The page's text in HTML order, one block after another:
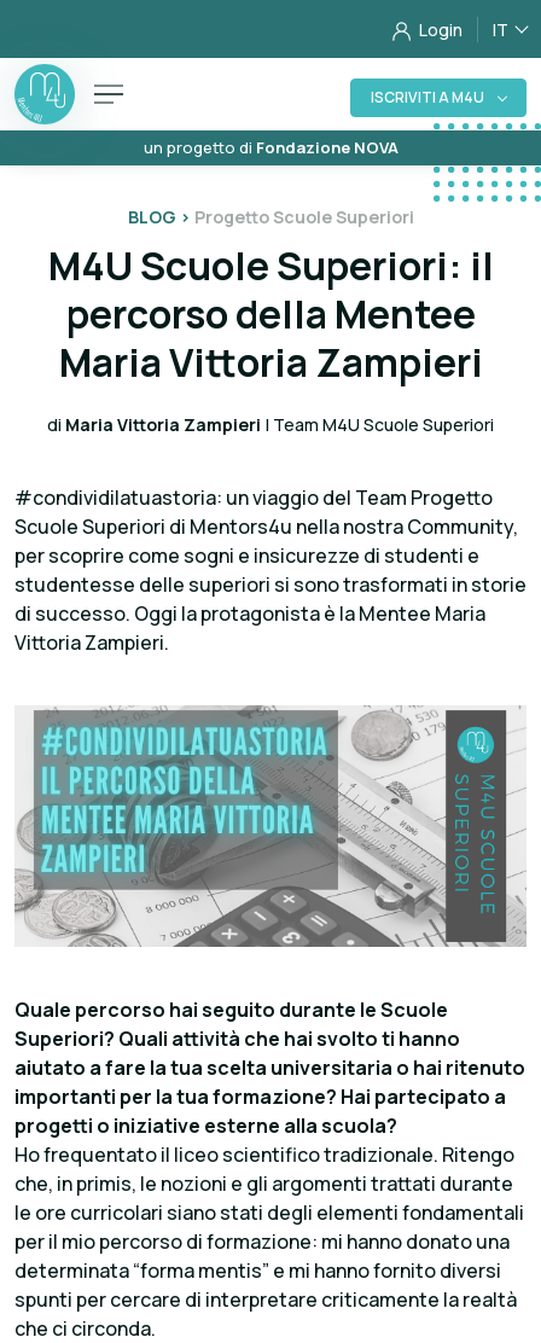
Login IT
ISCRIVITI A M4U
un progetto di Fondazione NOVA
BLOG > Progetto Scuole Superiori
M4U Scuole Superiori: il
percorso della Mentee
Maria Vittoria Zampieri
di Maria Vittoria Zampieri | Team M4U Scuole Superiori
#condividilatuastoria: un viaggio del Team Progetto
Scuole Superiori di Mentors4u nella nostra Community,
per scoprire come sogni e insicurezze di studenti e
studentesse delle superiori si sono trasformati in storie
di successo. Oggi la protagonista è la Mentee Maria
Vittoria Zampieri.​
Quale percorso hai seguito durante le Scuole
Superiori? Quali attività che hai svolto ti hanno
aiutato a fare la tua scelta universitaria o hai ritenuto
importanti per la tua formazione? Hai partecipato a
progetti o iniziative esterne alla scuola?
Ho frequentato il liceo scientifico tradizionale. Ritengo
che, in primis, le nozioni e gli argomenti trattati durante
le ore curricolari siano stati degli elementi fondamentali
per il mio percorso di formazione: mi hanno donato una
determinata “forma mentis” e mi hanno fornito diversi
spunti per cercare di interpretare criticamente la realtà
che ci circonda.